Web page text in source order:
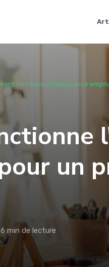
fonctionne l'assurance
un
6 min de lecture